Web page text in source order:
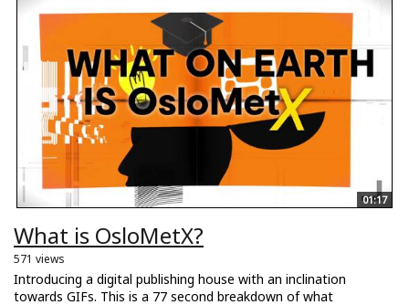
01:17
What is OsloMetX?
571 views
Introducing a digital publishing house with an inclination
towards GIFs. This is a 77 second breakdown of what